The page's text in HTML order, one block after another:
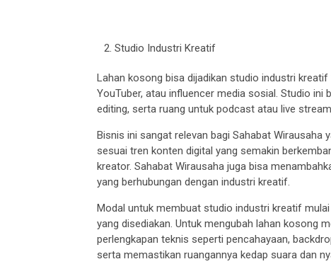
Studio Industri Kreatif
Lahan kosong bisa dijadikan studio industri
YouTuber, atau influencer media sosial. Studio ini
editing, serta ruang untuk podcast atau live
Bisnis ini sangat relevan bagi Sahabat Wirausaha
sesuai tren konten digital yang semakin
kreator. Sahabat Wirausaha juga bisa
yang berhubungan dengan industri kreatif.
Modal untuk membuat studio industri kreatif
yang disediakan. Untuk mengubah lahan kosong
perlengkapan teknis seperti pencahayaan,
serta memastikan ruangannya kedap suara dan